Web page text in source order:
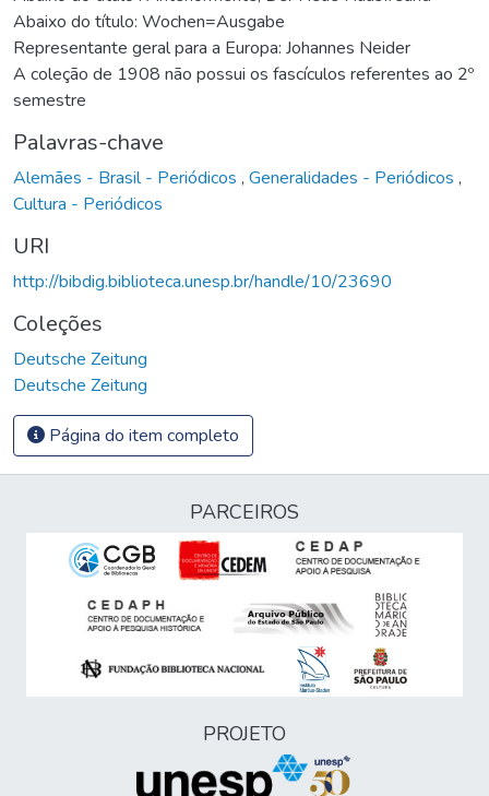
Abaixo do título: Wochen=Ausgabe
Representante geral para a Europa: Johannes Neider
A coleção de 1908 não possui os fascículos referentes ao 2º
semestre
Palavras-chave
Alemães - Brasil - Periódicos , Generalidades - Periódicos ,
Cultura - Periódicos
URI
http://bibdig.biblioteca.unesp.br/handle/10/23690
Coleções
Deutsche Zeitung
Deutsche Zeitung
Página do item completo
PARCEIROS
PROJETO